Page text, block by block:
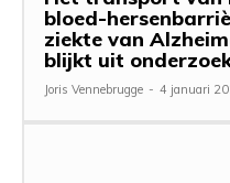
bloed-
ziekte van
blijkt uit
Joris Vennebrugge - 4 januari